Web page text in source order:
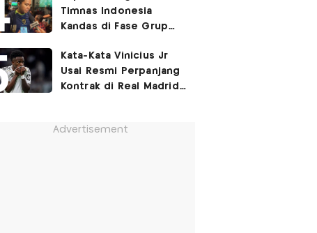
Timnas Indonesia
Kandas di Fase Grup
FIFA ASEAN Cup!
Kata-Kata Vinicius Jr
Usai Resmi Perpanjang
Kontrak di Real Madrid
Advertisement